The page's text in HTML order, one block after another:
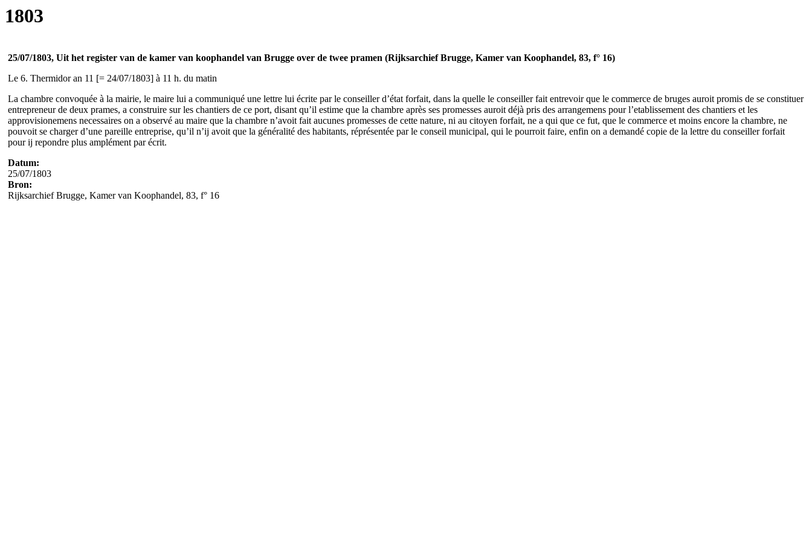
1803
25/07/1803, Uit het register van de kamer van koophandel van Brugge over de twee pramen (Rijksarchief Brugge, Kamer van Koophandel, 83, f° 16)
Le 6. Thermidor an 11 [= 24/07/1803] à 11 h. du matin
La chambre convoquée à la mairie, le maire lui a communiqué une lettre lui écrite par le conseiller d’état forfait, dans la quelle le conseiller fait entrevoir que le commerce de bruges auroit promis de se constituer
entrepreneur de deux prames, a construire sur les chantiers de ce port, disant qu’il estime que la chambre après ses promesses auroit déjà pris des arrangemens pour l’etablissement des chantiers et les
approvisionemens necessaires on a observé au maire que la chambre n’avoit fait aucunes promesses de cette nature, ni au citoyen forfait, ne a qui que ce fut, que le commerce et moins encore la chambre, ne
pouvoit se charger d’une pareille entreprise, qu’il n’ij avoit que la généralité des habitants, réprésentée par le conseil municipal, qui le pourroit faire, enfin on a demandé copie de la lettre du conseiller forfait
pour ij repondre plus amplément par écrit.
Datum:
25/07/1803
Bron:
Rijksarchief Brugge, Kamer van Koophandel, 83, f° 16